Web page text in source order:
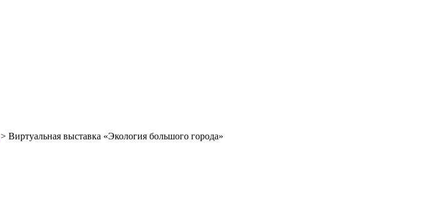
> Виртуальная выставка «Экология большого города»